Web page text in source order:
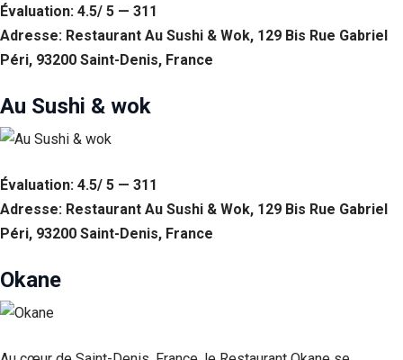
Évaluation: 4.5/ 5 — 311
Adresse: Restaurant Au Sushi & Wok, 129 Bis Rue Gabriel
Péri, 93200 Saint-Denis, France
Au Sushi & wok
Évaluation: 4.5/ 5 — 311
Adresse: Restaurant Au Sushi & Wok, 129 Bis Rue Gabriel
Péri, 93200 Saint-Denis, France
Okane
Afin que
puissions
améliorer la
et la structure
du site Web,
de la façon
Web est
Afin que notre
site Web
fonctionne